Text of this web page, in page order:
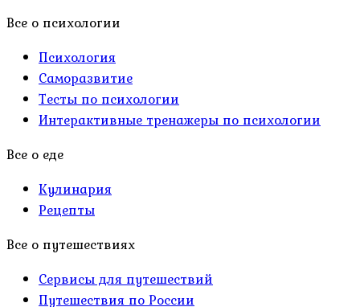
Все о психологии
Психология
Саморазвитие
Тесты по психологии
Интерактивные тренажеры по психологии
Все о еде
Кулинария
Рецепты
Все о путешествиях
Сервисы для путешествий
Путешествия по России